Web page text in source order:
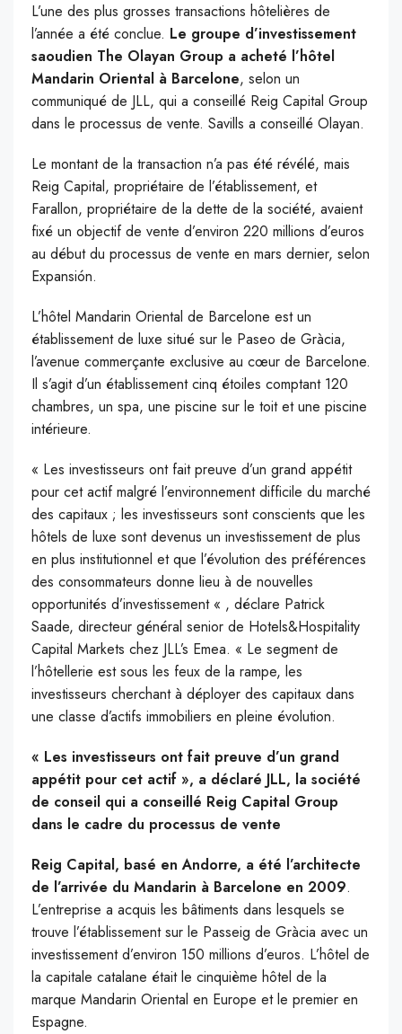
L’une des plus grosses transactions hôtelières de
l’année a été conclue. Le groupe d’investissement
saoudien The Olayan Group a acheté l’hôtel
Mandarin Oriental à Barcelone, selon un
communiqué de JLL, qui a conseillé Reig Capital Group
dans le processus de vente. Savills a conseillé Olayan.
Le montant de la transaction n’a pas été révélé, mais
Reig Capital, propriétaire de l’établissement, et
Farallon, propriétaire de la dette de la société, avaient
fixé un objectif de vente d’environ 220 millions d’euros
au début du processus de vente en mars dernier, selon
Expansión.
L’hôtel Mandarin Oriental de Barcelone est un
établissement de luxe situé sur le Paseo de Gràcia,
l’avenue commerçante exclusive au cœur de Barcelone.
Il s’agit d’un établissement cinq étoiles comptant 120
chambres, un spa, une piscine sur le toit et une piscine
intérieure.
« Les investisseurs ont fait preuve d’un grand appétit
pour cet actif malgré l’environnement difficile du marché
des capitaux ; les investisseurs sont conscients que les
hôtels de luxe sont devenus un investissement de plus
en plus institutionnel et que l’évolution des préférences
des consommateurs donne lieu à de nouvelles
opportunités d’investissement « , déclare Patrick
Saade, directeur général senior de Hotels&Hospitality
Capital Markets chez JLL’s Emea. « Le segment de
l’hôtellerie est sous les feux de la rampe, les
investisseurs cherchant à déployer des capitaux dans
une classe d’actifs immobiliers en pleine évolution.
« Les investisseurs ont fait preuve d’un grand
appétit pour cet actif », a déclaré JLL, la société
de conseil qui a conseillé Reig Capital Group
dans le cadre du processus de vente
Reig Capital, basé en Andorre, a été l’architecte
de l’arrivée du Mandarin à Barcelone en 2009.
L’entreprise a acquis les bâtiments dans lesquels se
trouve l’établissement sur le Passeig de Gràcia avec un
investissement d’environ 150 millions d’euros. L’hôtel de
la capitale catalane était le cinquième hôtel de la
marque Mandarin Oriental en Europe et le premier en
Espagne.